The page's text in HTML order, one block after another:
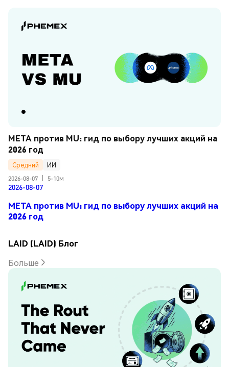
META против MU: гид по выбору лучших акций на
2026 год
Средний
ИИ
2026-08-07
5-10м
2026-08-07
META против MU: гид по выбору лучших акций на
2026 год
LAID (LAID) Блог
Больше